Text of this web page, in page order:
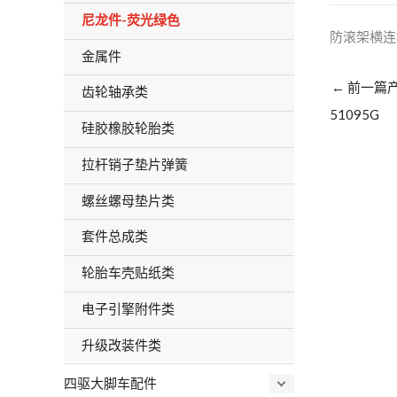
尼龙件-荧光绿色
金属件
齿轮轴承类
硅胶橡胶轮胎类
拉杆销子垫片弹簧
螺丝螺母垫片类
套件总成类
轮胎车壳贴纸类
电子引擎附件类
升级改装件类
四驱大脚车配件
防滚架横
← 前一篇
51095G